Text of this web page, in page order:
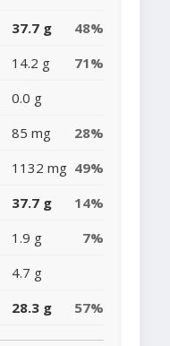
37.7 g
48%
14.2 g
71%
0.0 g
85 mg
28%
1132 mg 49%
37.7 g
14%
1.9 g
7%
4.7 g
28.3 g 57%